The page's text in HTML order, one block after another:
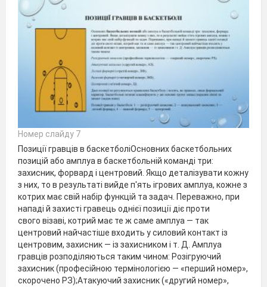
Номер слайду 7
Позиції гравців в баскетболіОсновних баскетбольних
позицій або амплуа в баскетбольній команді три:
захисник, форвард і центровий. Якщо деталізувати кожну
з них, то в результаті вийде п'ять ігрових амплуа, кожне з
котрих має свій набір функцій та задач. Переважно, при
нападі й захисті гравець однієї позиції діє проти
свого візаві, котрий має те ж саме амплуа — так
центровий найчастіше входить у силовий контакт із
центровим, захисник — із захисником і т. Д. Амплуа
гравців розподіляються таким чином: Розігруючий
захисник (професійною термінологією — «перший номер»,
скорочено РЗ);Атакуючий захисник («другий номер»,